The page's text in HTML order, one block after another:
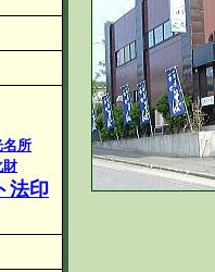
名所
財
法印